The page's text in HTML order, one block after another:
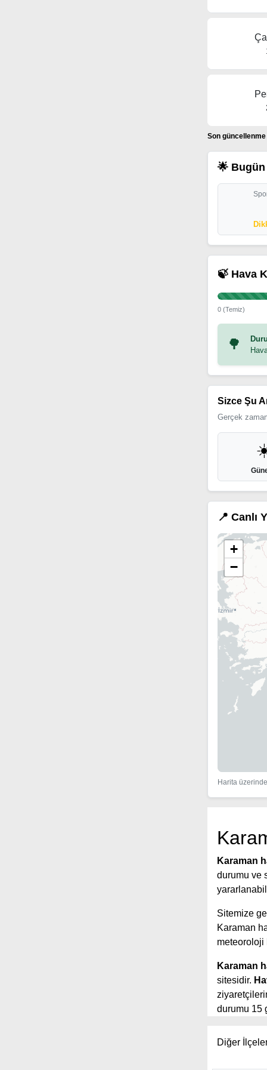
Son
🌟 Bugün
🍃 Hava
0 (Temiz)
🌳
Sizce Şu
Gerçek
📍 Canlı
+
−
Harita
Karaman
durumu ve
Sitemize
Karaman
meteoroloji
Karaman
sitesidir.
durumu 15
geniş
Diğer